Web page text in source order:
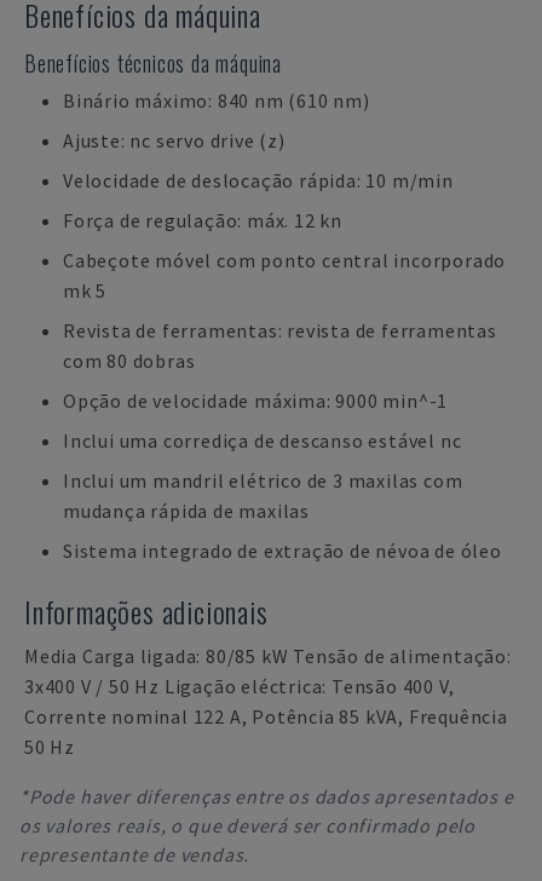
Benefícios da máquina
Benefícios técnicos da máquina
Binário máximo: 840 nm (610 nm)
Ajuste: nc servo drive (z)
Velocidade de deslocação rápida: 10 m/min
Força de regulação: máx. 12 kn
Cabeçote móvel com ponto central incorporado
mk 5
Revista de ferramentas: revista de ferramentas
com 80 dobras
Opção de velocidade máxima: 9000 min^-1
Inclui uma corrediça de descanso estável nc
Inclui um mandril elétrico de 3 maxilas com
mudança rápida de maxilas
Sistema integrado de extração de névoa de óleo
Informações adicionais
Media Carga ligada: 80/85 kW Tensão de alimentação:
3x400 V / 50 Hz Ligação eléctrica: Tensão 400 V,
Corrente nominal 122 A, Potência 85 kVA, Frequência
50 Hz
*Pode haver diferenças entre os dados apresentados e
os valores reais, o que deverá ser confirmado pelo
representante de vendas.